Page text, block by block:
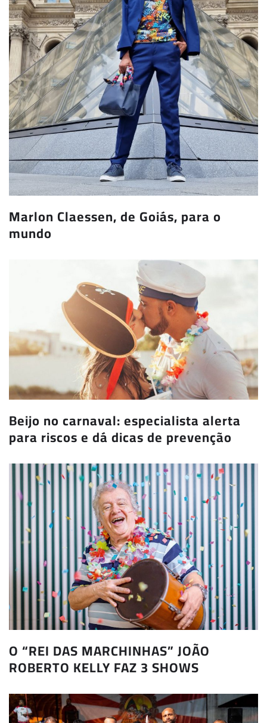
Marlon Claessen, de Goiás, para o
mundo
Beijo no carnaval: especialista alerta
para riscos e dá dicas de prevenção
O “REI DAS MARCHINHAS” JOÃO
ROBERTO KELLY FAZ 3 SHOWS